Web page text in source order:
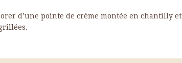
d’une pointe de crème montée en chantilly et